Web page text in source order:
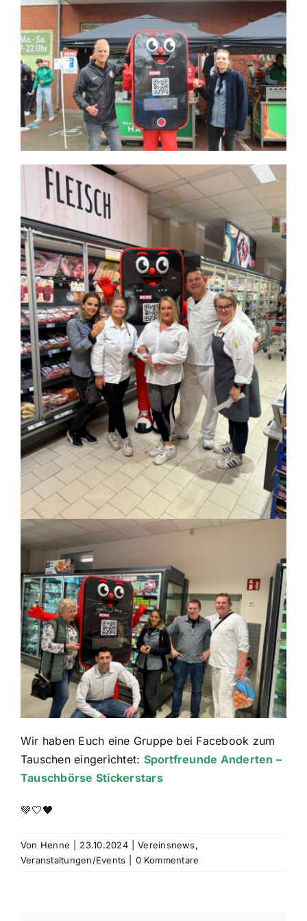
Wir haben Euch eine Gruppe bei Facebook zum
Tauschen eingerichtet: Sportfreunde Anderten –
Tauschbörse Stickerstars
💚🤍🖤
Von Henne 23.10.2024 Vereinsnews,
Veranstaltungen/Events
0 Kommentare